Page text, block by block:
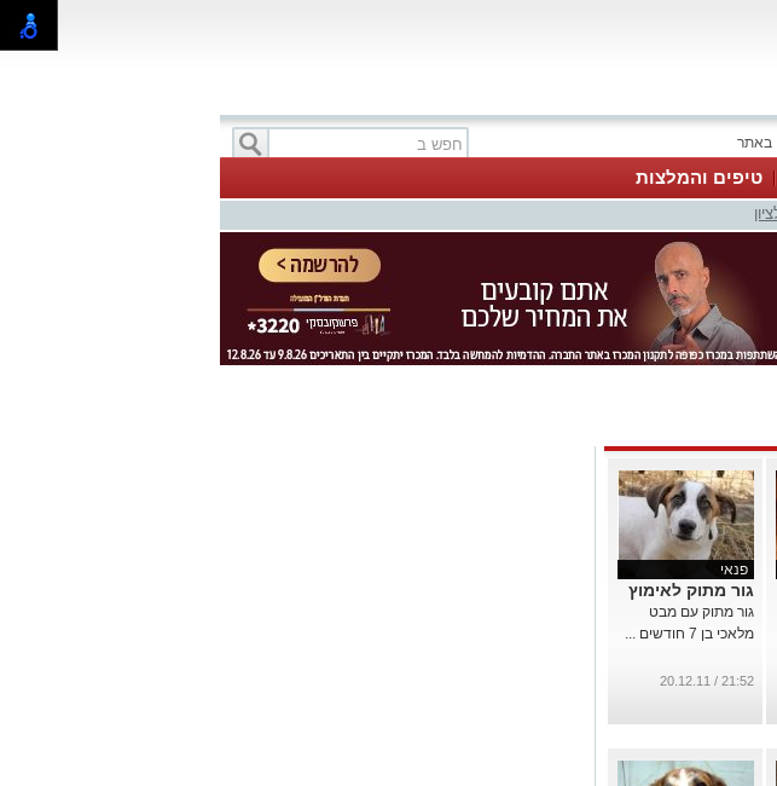
באתר
טיפים והמלצות
פנאי
גור מתוק לאימוץ
גור מתוק עם מבט
מלאכי בן 7 חודשים ...
21:52 / 20.12.11